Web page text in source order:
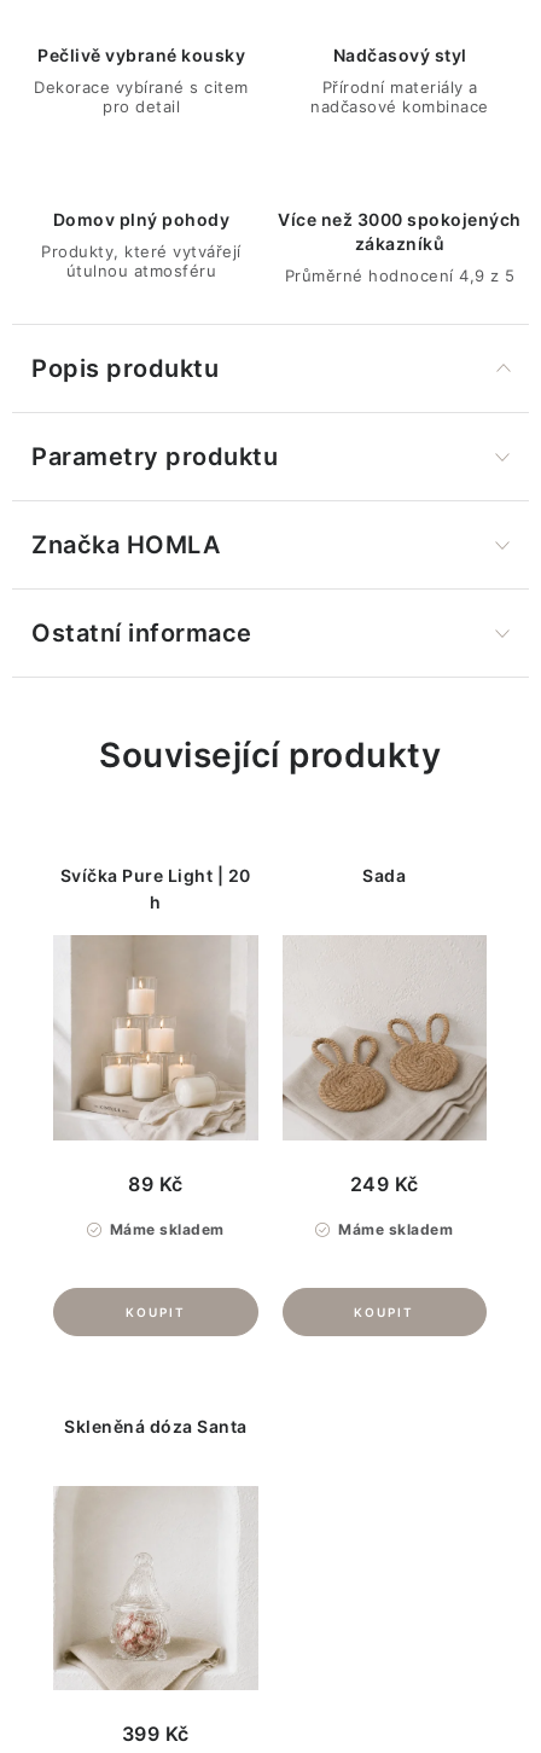
Pečlivě vybrané kousky
Dekorace vybírané s citem
pro detail
Nadčasový styl
Přírodní materiály a
nadčasové kombinace
Domov plný pohody
Produkty, které vytvářejí
útulnou atmosféru
Více než 3000 spokojených
zákazníků
Průměrné hodnocení 4,9 z 5
Popis produktu
Parametry produktu
Značka HOMLA
Ostatní informace
Související produkty
Svíčka Pure Light | 20
h
Máme skladem
89 Kč
Sada
Máme skladem
249 Kč
Skleněná dóza Santa
399 Kč